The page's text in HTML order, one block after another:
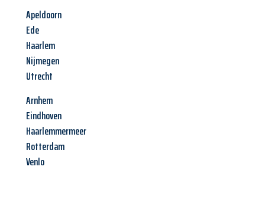
Apeldoorn
Ede
Haarlem
Nijmegen
Utrecht
Arnhem
Eindhoven
Haarlemmermeer
Rotterdam
Venlo